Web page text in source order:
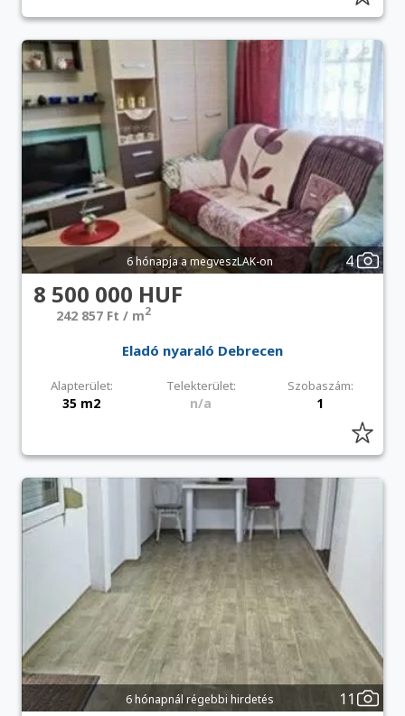
6 hónapja a megveszLAK-on 4
8 500 000 HUF
242 857 Ft / m2
Eladó nyaraló Debrecen
Alapterület: Telekterület: Szobaszám:
35 m2 n/a 1
6 hónapnál régebbi hirdetés 11